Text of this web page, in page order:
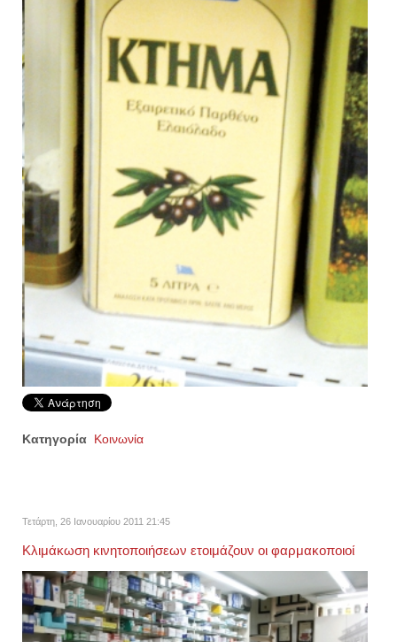
Κατηγορία Κοινωνία
Τετάρτη, 26 Ιανουαρίου 2011 21:45
Κλιμάκωση κινητοποιήσεων ετοιμάζουν οι φαρμακοποιοί